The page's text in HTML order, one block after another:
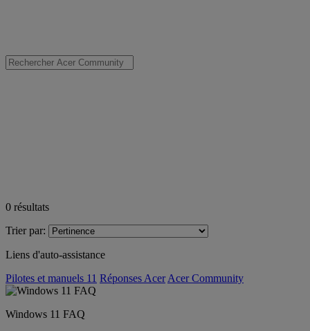
0 résultats
Trier par:
Liens d'auto-assistance
Pilotes et manuels 11 Réponses Acer Acer Community
Windows 11 FAQ